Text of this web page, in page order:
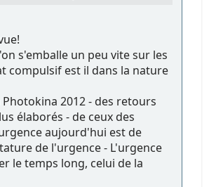
s'emballe un peu vite sur les
compulsif est il dans la nature
Photokina 2012 - des retours
élaborés - de ceux des
aujourd'hui est de
de l'urgence - L'urgence
le temps long, celui de la